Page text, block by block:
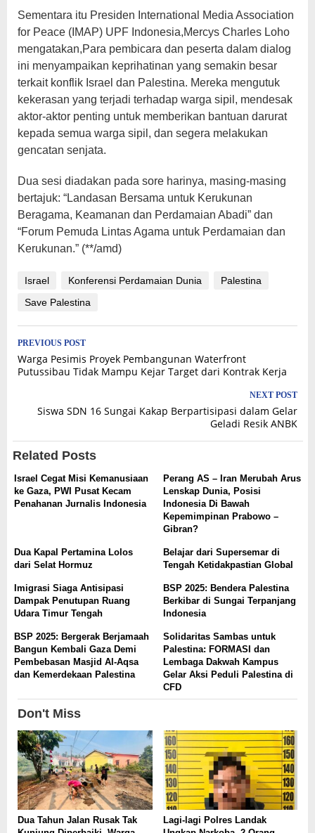
Sementara itu Presiden International Media Association
for Peace (IMAP) UPF Indonesia,Mercys Charles Loho
mengatakan,Para pembicara dan peserta dalam dialog
ini menyampaikan keprihatinan yang semakin besar
terkait konflik Israel dan Palestina. Mereka mengutuk
kekerasan yang terjadi terhadap warga sipil, mendesak
aktor-aktor penting untuk memberikan bantuan darurat
kepada semua warga sipil, dan segera melakukan
gencatan senjata.
Dua sesi diadakan pada sore harinya, masing-masing
bertajuk: “Landasan Bersama untuk Kerukunan
Beragama, Keamanan dan Perdamaian Abadi” dan
“Forum Pemuda Lintas Agama untuk Perdamaian dan
Kerukunan.” (**/amd)
Israel Konferensi Perdamaian Dunia
Palestina
Save Palestina
Post
navigation
PREVIOUS POST
Warga Pesimis Proyek Pembangunan Waterfront
Putussibau Tidak Mampu Kejar Target dari Kontrak Kerja
NEXT POST
Siswa SDN 16 Sungai Kakap Berpartisipasi dalam Gelar
Geladi Resik ANBK
Related Posts
Israel Cegat Misi Kemanusiaan
ke Gaza, PWI Pusat Kecam
Penahanan Jurnalis Indonesia
Perang AS – Iran Merubah Arus
Lenskap Dunia, Posisi
Indonesia Di Bawah
Kepemimpinan Prabowo –
Gibran?
Dua Kapal Pertamina Lolos
dari Selat Hormuz
Belajar dari Supersemar di
Tengah Ketidakpastian Global
Imigrasi Siaga Antisipasi
Dampak Penutupan Ruang
Udara Timur Tengah
BSP 2025: Bendera Palestina
Berkibar di Sungai Terpanjang
Indonesia
BSP 2025: Bergerak Berjamaah
Bangun Kembali Gaza Demi
Pembebasan Masjid Al-Aqsa
dan Kemerdekaan Palestina
Solidaritas Sambas untuk
Palestina: FORMASI dan
Lembaga Dakwah Kampus
Gelar Aksi Peduli Palestina di
CFD
Don't Miss
Dua Tahun Jalan Rusak Tak
Lagi-lagi Polres Landak